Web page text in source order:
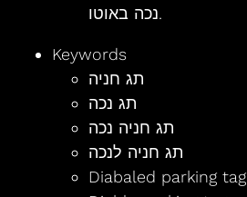
נכה באוטו.
Keywords
תג חניה
תג נכה
תג חניה נכה
תג חניה לנכה
Diabaled parking tag